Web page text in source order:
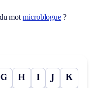
motmicroblogue ?
G H I J K